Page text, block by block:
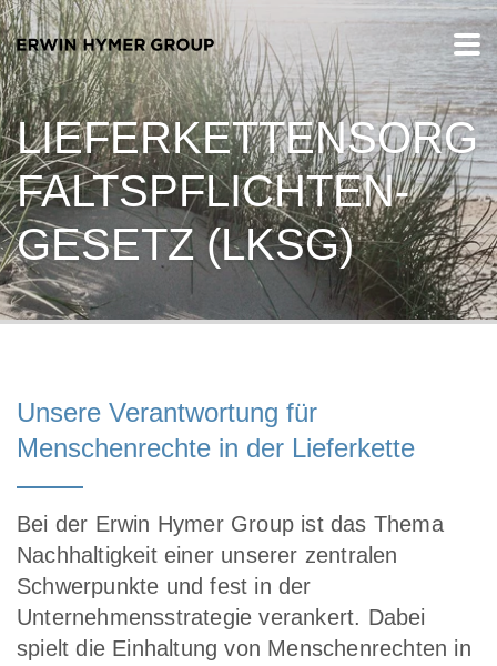
LIEFERKETTENSORG
FALTSPFLICHTEN-
GESETZ (LKSG)
Unsere Verantwortung für
Menschenrechte in der Lieferkette
Bei der Erwin Hymer Group ist das Thema
Nachhaltigkeit einer unserer zentralen
Schwerpunkte und fest in der
Unternehmensstrategie verankert. Dabei
spielt die Einhaltung von Menschenrechten in